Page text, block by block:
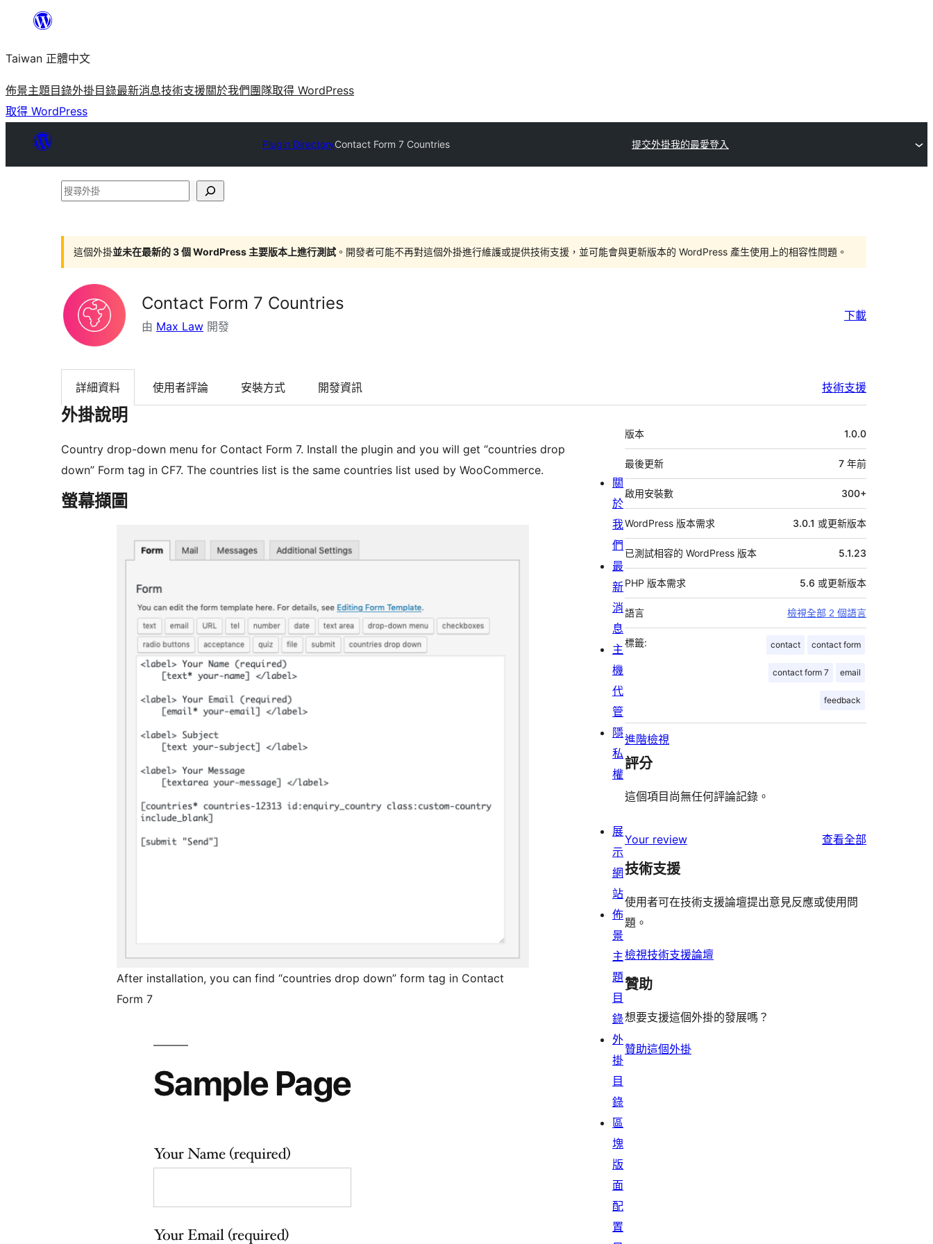
主
要
內
容
Taiwan 正體中文
佈景主題目錄外掛目錄最新消息技術支援關於我們 團隊取得 WordPress
取得 WordPress
Plugin DirectoryContact Form 7 Countries 提交外掛我的最愛登入
搜
這個外掛並未在最新的 3 個 WordPress 主要版本上進行測試 。開發者可能不再對這個外掛進行維護或提供技術支援，並可能會與更新版本的 WordPress 產生使用上的相容性問題。
Contact Form 7 Countries
由 Max Law 開發
下載
詳細資料 使用者評論 安裝方式 開發資訊 技術支援
外掛說明
Country drop-down menu for Contact Form 7. Install the plugin and you will get “countries drop
down” Form tag in CF7. The countries list is the same countries list used by WooCommerce.
螢幕擷圖
After installation, you can find “countries drop down” form tag in Contact
Form 7
中
繼
資
料
版本 1.0.0
最後更新 7 年前
啟用安裝數 300+
WordPress 版本需求 3.0.1 或更新版本
已測試相容的 WordPress 版本 5.1.23
PHP 版本需求 5.6 或更新版本
語言 檢視全部 2 個語言
標籤: contact contact form
contact form 7 email
feedback
進階檢視
評分
這個項目尚無任何評論記錄。
Your review 查看全部
技術支援
使用者可在技術支援論壇提出意見反應或使用問
題。
檢視技術支援論壇
贊助
想要支援這個外掛的發展嗎？
贊助這個外掛
關
於
我
們
最
新
消
息
主
機
代
管
隱
私
權
展
示
網
站
佈
景
主
題
目
錄
外
掛
目
錄
區
塊
版
面
配
置